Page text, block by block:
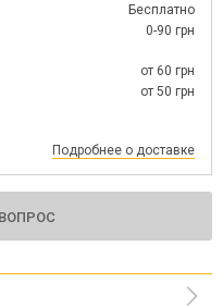
Бесплатно
0-90 грн
от 60 грн
от 50 грн
Подробнее о доставке